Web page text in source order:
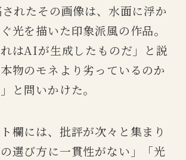
れたその画像は、水面に浮か
光を描いた印象派風の作品。
はAIが生成したものだ」と説
物のモネより劣っているのか
と問いかけた。
欄には、批評が次々と集まり
選び方に一貫性がない」「光